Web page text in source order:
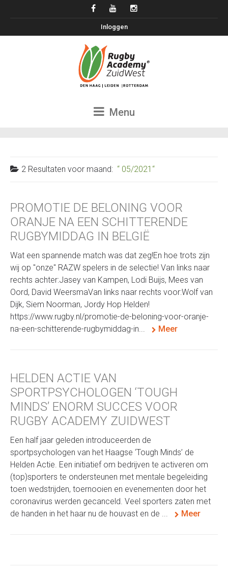
Inloggen
Menu
2 Resultaten voor maand: 05/2021
PROMOTIE DE BELONING VOOR
ORANJE NA EEN SCHITTERENDE
RUGBYMIDDAG IN BELGIË
Wat een spannende match was dat zeg!En hoe trots zijn
wij op "onze" RAZW spelers in de selectie! Van links naar
rechts achter:Jasey van Kampen, Lodi Buijs, Mees van
Oord, David WeersmaVan links naar rechts voor:Wolf van
Dijk, Siem Noorman, Jordy Hop Helden!
https://www.rugby.nl/promotie-de-beloning-voor-oranje-
na-een-schitterende-rugbymiddag-in...
Meer
HELDEN ACTIE VAN
SPORTPSYCHOLOGEN ‘TOUGH
MINDS’ ENORM SUCCES VOOR
RUGBY ACADEMY ZUIDWEST
Een half jaar geleden introduceerden de
sportpsychologen van het Haagse ‘Tough Minds’ de
Helden Actie. Een initiatief om bedrijven te activeren om
(top)sporters te ondersteunen met mentale begeleiding
toen wedstrijden, toernooien en evenementen door het
coronavirus werden gecanceld. Veel sporters zaten met
de handen in het haar nu de houvast en de ...
Meer